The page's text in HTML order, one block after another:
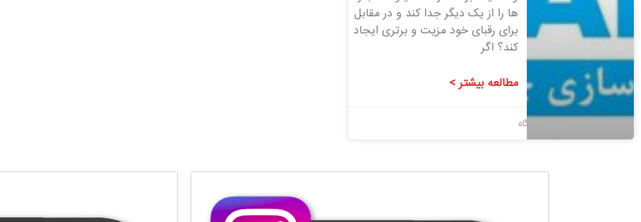
ها را از یک دیگر جدا کند و در مقابل
برای رقبای خود مزیت و برتری ایجاد
کند؟ اگر
مطالعه بیشتر >
بدون دیدگاه